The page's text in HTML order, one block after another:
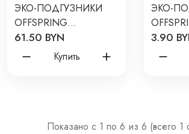
ЭКО-ПОДГУЗНИКИ
OFFSPRING
NEWBORN 2-4 КГ 56
ШТ ЦВЕТ: ЛИСТОЧКИ
61.50 BYN
Купить
ЭКО-
PACK
3
3.90
Показано с 1 по 6 из 6 (всего 1